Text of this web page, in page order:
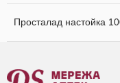
Просталад настойка